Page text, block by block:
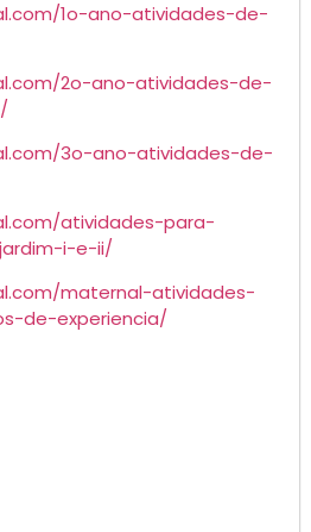
1o-ano-atividades-de-
2o-ano-atividades-de-
3o-ano-atividades-de-
atividades-para-
i-e-ii/
maternal-atividades-
de-experiencia/